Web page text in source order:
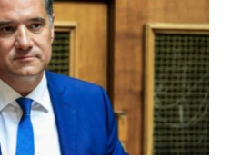
ευρώ στην Αττική
20:44
Πέθανε ένας από
εγκαυματίες της
έκρηξης στο εργοστάσιο